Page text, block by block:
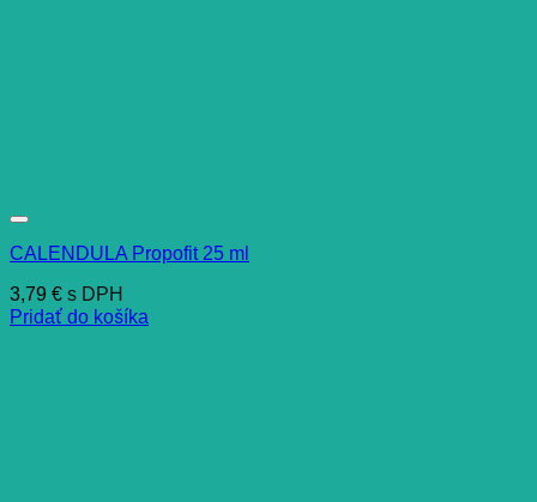
CALENDULA Propofit 25 ml
3,79 € s DPH
Pridať do košíka